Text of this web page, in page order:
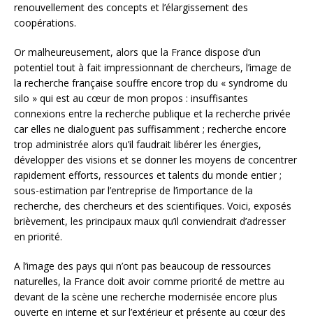
renouvellement des concepts et l’élargissement des
coopérations.
Or malheureusement, alors que la France dispose d’un
potentiel tout à fait impressionnant de chercheurs, l’image de
la recherche française souffre encore trop du « syndrome du
silo » qui est au cœur de mon propos : insuffisantes
connexions entre la recherche publique et la recherche privée
car elles ne dialoguent pas suffisamment ; recherche encore
trop administrée alors qu’il faudrait libérer les énergies,
développer des visions et se donner les moyens de concentrer
rapidement efforts, ressources et talents du monde entier ;
sous-estimation par l’entreprise de l’importance de la
recherche, des chercheurs et des scientifiques. Voici, exposés
brièvement, les principaux maux qu’il conviendrait d’adresser
en priorité.
A l’image des pays qui n’ont pas beaucoup de ressources
naturelles, la France doit avoir comme priorité de mettre au
devant de la scène une recherche modernisée encore plus
ouverte en interne et sur l’extérieur et présente au cœur des